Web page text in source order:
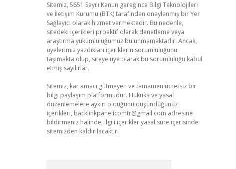
Sitemiz, 5651 Sayılı Kanun gereğince Bilgi Teknolojileri
ve İletişim Kurumu (BTK) tarafından onaylanmış bir Yer
Sağlayıcı olarak hizmet vermektedir. Bu nedenle,
sitedeki içerikleri proaktif olarak denetleme veya
araştırma yükümlülüğümüz bulunmamaktadır. Ancak,
üyelerimiz yazdıkları içeriklerin sorumluluğunu
taşımakta olup, siteye üye olarak bu sorumluluğu kabul
etmiş sayılırlar.
Sitemiz, kar amacı gütmeyen ve tamamen ücretsiz bir
bilgi paylaşım platformudur. Hukuka ve yasal
düzenlemelere aykırı olduğunu düşündüğünüz
içerikleri, backlinkpanelicomtr@gmail.com adresine
bildirmeniz halinde, ilgili içerikler yasal süre içerisinde
sitemizden kaldırılacaktır.